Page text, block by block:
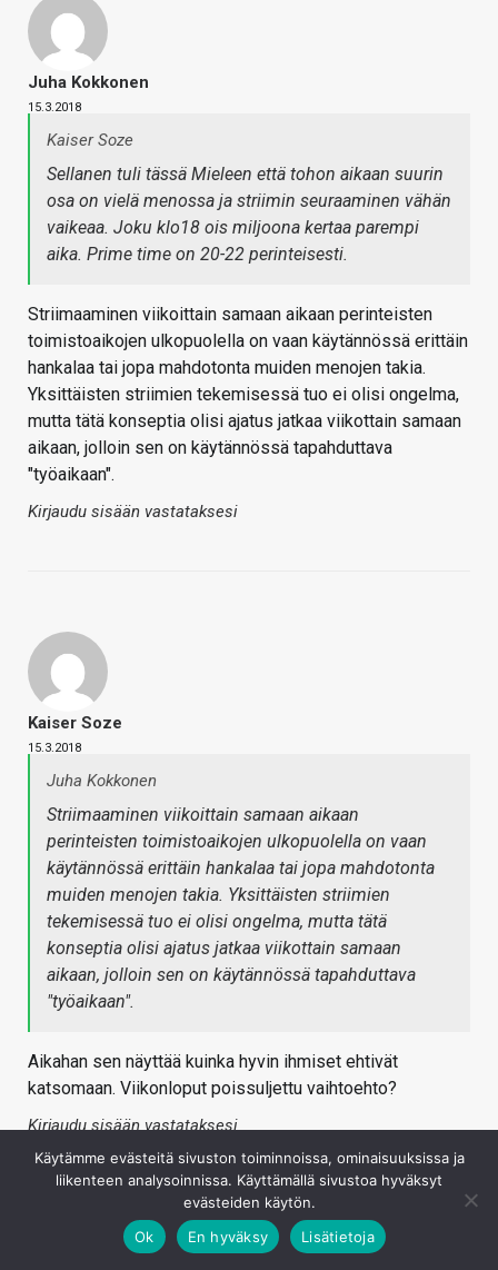
Juha Kokkonen
15.3.2018
Kaiser Soze
Sellanen tuli tässä Mieleen että tohon aikaan suurin
osa on vielä menossa ja striimin seuraaminen vähän
vaikeaa. Joku klo18 ois miljoona kertaa parempi
aika. Prime time on 20-22 perinteisesti.
Striimaaminen viikoittain samaan aikaan perinteisten
toimistoaikojen ulkopuolella on vaan käytännössä erittäin
hankalaa tai jopa mahdotonta muiden menojen takia.
Yksittäisten striimien tekemisessä tuo ei olisi ongelma,
mutta tätä konseptia olisi ajatus jatkaa viikottain samaan
aikaan, jolloin sen on käytännössä tapahduttava
"työaikaan".
Kirjaudu sisään vastataksesi
Kaiser Soze
15.3.2018
Juha Kokkonen
Striimaaminen viikoittain samaan aikaan
perinteisten toimistoaikojen ulkopuolella on vaan
käytännössä erittäin hankalaa tai jopa mahdotonta
muiden menojen takia. Yksittäisten striimien
tekemisessä tuo ei olisi ongelma, mutta tätä
konseptia olisi ajatus jatkaa viikottain samaan
aikaan, jolloin sen on käytännössä tapahduttava
"työaikaan".
Aikahan sen näyttää kuinka hyvin ihmiset ehtivät
katsomaan. Viikonloput poissuljettu vaihtoehto?
Kirjaudu sisään vastataksesi
Käytämme evästeitä sivuston toiminnoissa, ominaisuuksissa ja
liikenteen analysoinnissa. Käyttämällä sivustoa hyväksyt
evästeiden käytön.
Ok
En hyväksy Lisätietoja